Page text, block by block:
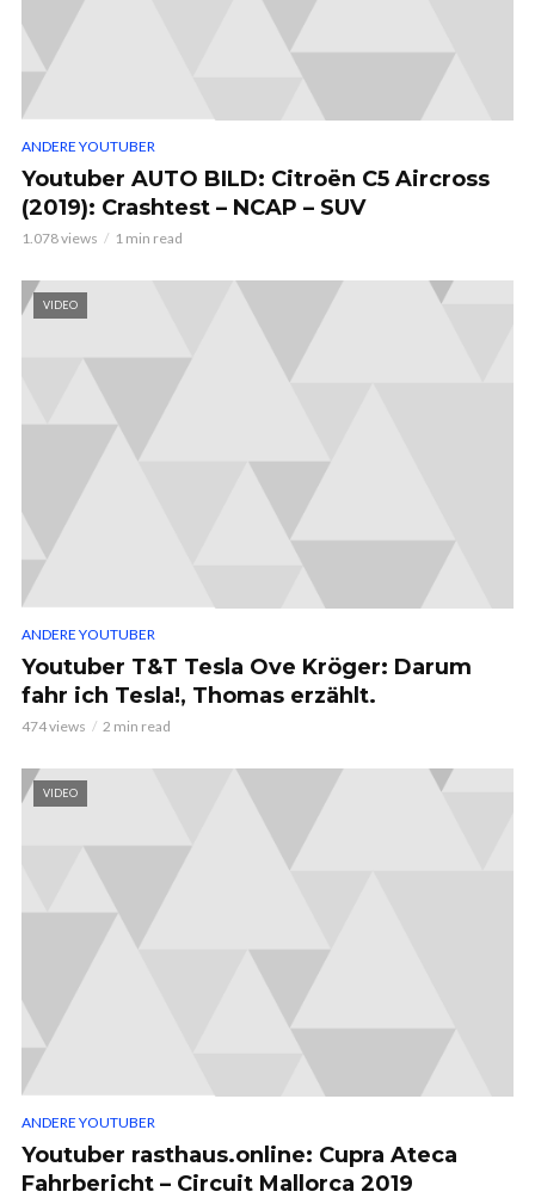
ANDERE YOUTUBER
Youtuber AUTO BILD: Citroën C5 Aircross
(2019): Crashtest – NCAP – SUV
1.078 views 1 min read
VIDEO
ANDERE YOUTUBER
Youtuber T&T Tesla Ove Kröger: Darum
fahr ich Tesla!, Thomas erzählt.
474 views 2 min read
VIDEO
ANDERE YOUTUBER
Youtuber rasthaus.online: Cupra Ateca
Fahrbericht – Circuit Mallorca 2019